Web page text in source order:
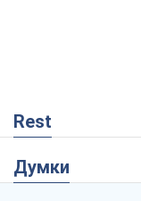
Rest
Думки